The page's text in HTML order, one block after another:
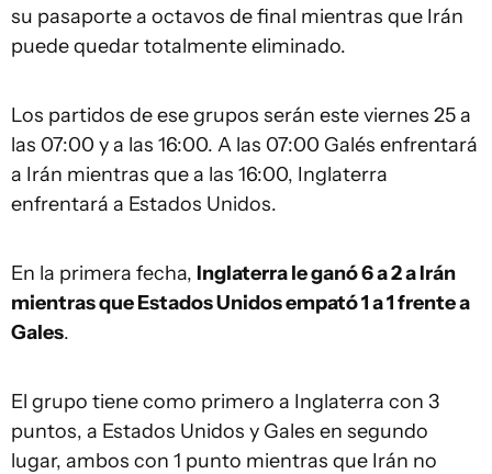
su pasaporte a octavos de final mientras que Irán
puede quedar totalmente eliminado.
Los partidos de ese grupos serán este viernes 25 a
las 07:00 y a las 16:00. A las 07:00 Galés enfrentará
a Irán mientras que a las 16:00, Inglaterra
enfrentará a Estados Unidos.
En la primera fecha, Inglaterra le ganó 6 a 2 a Irán
mientras que Estados Unidos empató 1 a 1 frente a
Gales.
El grupo tiene como primero a Inglaterra con 3
puntos, a Estados Unidos y Gales en segundo
lugar, ambos con 1 punto mientras que Irán no